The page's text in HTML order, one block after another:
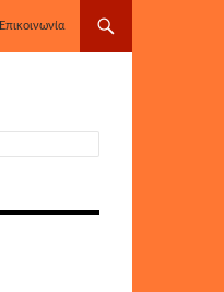
Επικοινωνία